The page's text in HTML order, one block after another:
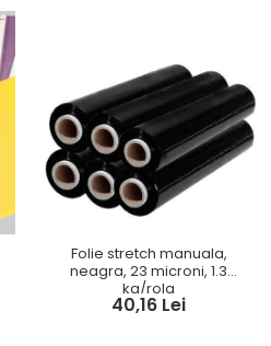
Folie stretch manuala,
neagra, 23 microni, 1.3
kg/rola
40,16 Lei